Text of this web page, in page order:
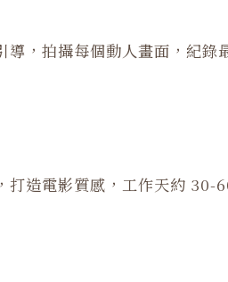
，拍攝每個動人畫面，紀錄
打造電影質感，工作天約 30-